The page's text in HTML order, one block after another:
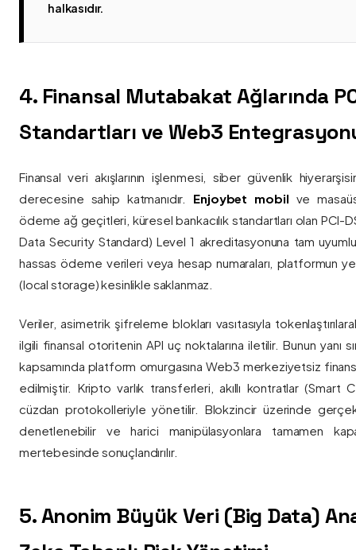
halkasıdır.
4. Finansal Mutabakat Ağlarında
Standartları ve Web3
Finansal veri akışlarının işlenmesi, siber güvenlik
derecesine sahip katmanıdır. Enjoybet mobil ve
ödeme ağ geçitleri, küresel bankacılık standartları olan PCI-
Data Security Standard) Level 1 akreditasyonuna tam
hassas ödeme verileri veya hesap numaraları, platformun
(local storage) kesinlikle saklanmaz.
Veriler, asimetrik şifreleme blokları vasıtasıyla
ilgili finansal otoritenin API uç noktalarına iletilir. Bunun yanı
kapsamında platform omurgasına Web3 merkeziyetsiz
edilmiştir. Kripto varlık transferleri, akıllı kontratlar (Smart
cüzdan protokolleriyle yönetilir. Blokzincir üzerinde
denetlenebilir ve harici manipülasyonlara tamamen
mertebesinde sonuçlandırılır.
5. Anonim Büyük Veri (Big Data)